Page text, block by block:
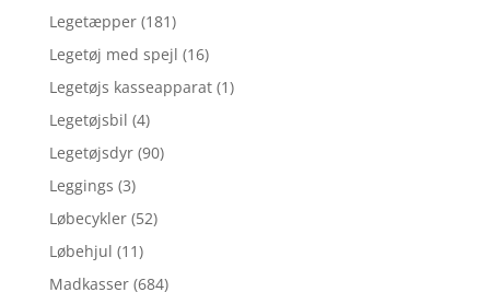
Legetæpper (181)
Legetøj med spejl (16)
Legetøjs kasseapparat (1)
Legetøjsbil (4)
Legetøjsdyr (90)
Leggings (3)
Løbecykler (52)
Løbehjul (11)
Madkasser (684)